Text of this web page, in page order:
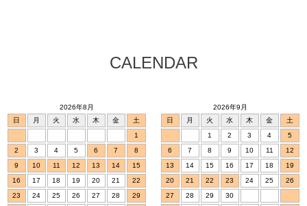
CALENDAR
2026年8月
日
月 火 水 木 金
土
1
2
3 4 5 6 7
8
9
10 11 12 13 14
15
16
17 18 19 20 21
22
23
24 25 26 27 28
29
2026年9月
日
月 火 水 木 金
土
1
2 3 4
5
6
7 8 9 10 11
12
13
14 15 16 17 18
19
20
21 22 23 24 25
26
27
28 29 30